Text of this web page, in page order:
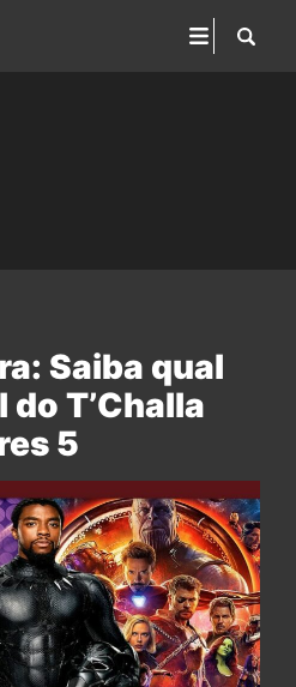
Saiba qual
T’Challa
5